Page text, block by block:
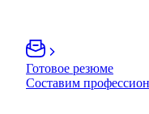
Готовое резюме
Составим